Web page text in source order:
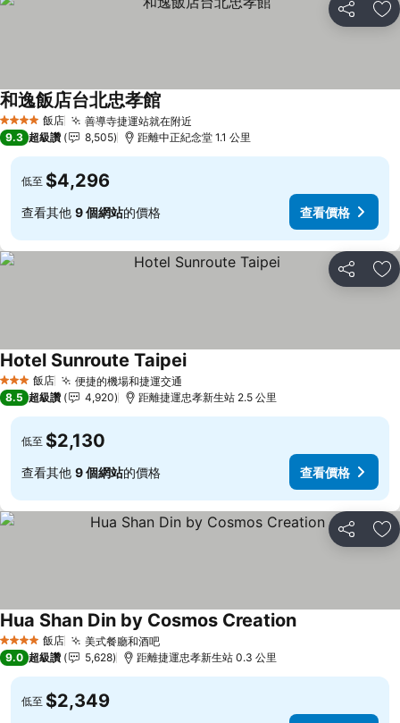
分享 加
4 星級 飯店 善導寺捷運站就在附近
和逸飯店台北忠孝館
9.3 超級讚 8,505 距離中正紀念堂 1.1 公里
低至 $4,296
查看其他 9 個網站的價格 查看價格
分享 加
3 星級 飯店 便捷的機場和捷運交通
Hotel Sunroute Taipei查看價格
8.5 超級讚 4,920 距離捷運忠孝新生站 2.5 公里
低至 $2,130
查看其他 9 個網站的價格 查看價格
分享 加
4 星級 飯店 美式餐廳和酒吧查看價格
Hua Shan Din by Cosmos Creation查看價格
9.0 超級讚 5,628 距離捷運忠孝新生站 0.3 公里
低至 $2,349